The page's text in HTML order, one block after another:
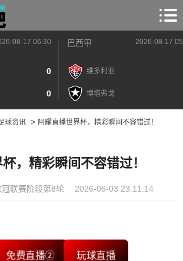
08-17 06:30
0
0
巴西甲 2026-08-17
维多利亚
博塔弗戈
球资讯> 阿耀直播世界杯，精彩瞬间不容错过！
，精彩瞬间不容错过！
冠联赛阶段第8轮 2026-06-03 23:11:14
免费直播② 玩球直播